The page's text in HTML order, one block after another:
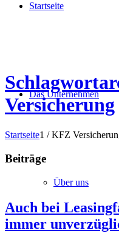
Startseite
Das Unternehmen
Über uns
Versicherung
Startseite1 / KFZ
Beiträge
Auch bei
immer